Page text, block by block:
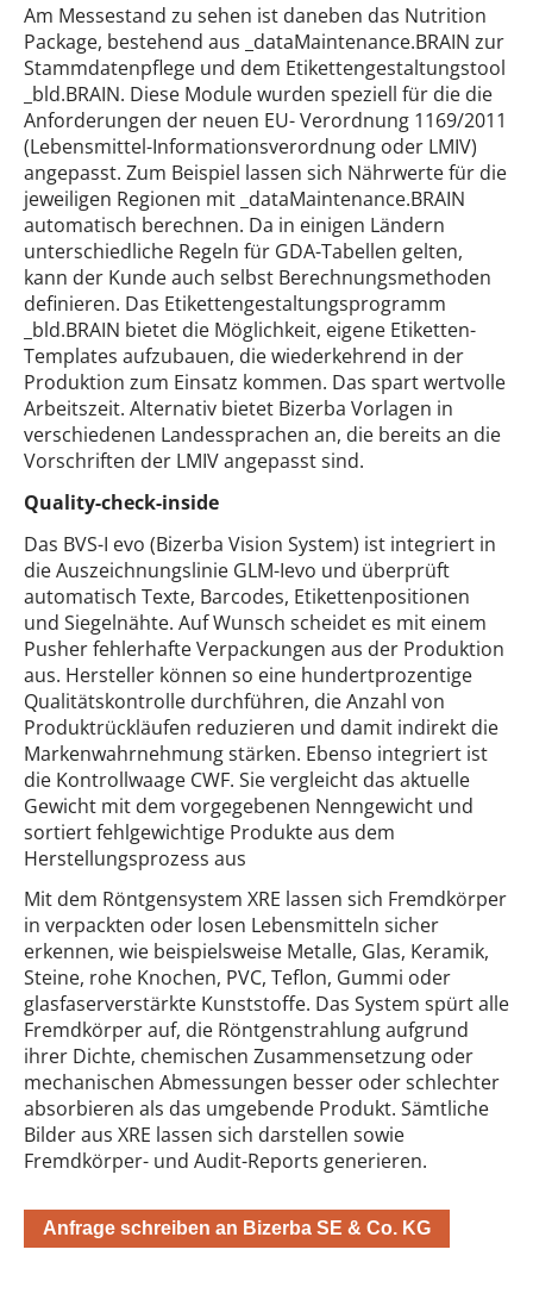
Am Messestand zu sehen ist daneben das Nutrition
Package, bestehend aus _dataMaintenance.BRAIN zur
Stammdatenpflege und dem Etikettengestaltungstool
_bld.BRAIN. Diese Module wurden speziell für die die
Anforderungen der neuen EU- Verordnung 1169/2011
(Lebensmittel-Informationsverordnung oder LMIV)
angepasst. Zum Beispiel lassen sich Nährwerte für die
jeweiligen Regionen mit _dataMaintenance.BRAIN
automatisch berechnen. Da in einigen Ländern
unterschiedliche Regeln für GDA-Tabellen gelten,
kann der Kunde auch selbst Berechnungsmethoden
definieren. Das Etikettengestaltungsprogramm
_bld.BRAIN bietet die Möglichkeit, eigene Etiketten-
Templates aufzubauen, die wiederkehrend in der
Produktion zum Einsatz kommen. Das spart wertvolle
Arbeitszeit. Alternativ bietet Bizerba Vorlagen in
verschiedenen Landessprachen an, die bereits an die
Vorschriften der LMIV angepasst sind.
Quality-check-inside
Das BVS-I evo (Bizerba Vision System) ist integriert in
die Auszeichnungslinie GLM-Ievo und überprüft
automatisch Texte, Barcodes, Etikettenpositionen
und Siegelnähte. Auf Wunsch scheidet es mit einem
Pusher fehlerhafte Verpackungen aus der Produktion
aus. Hersteller können so eine hundertprozentige
Qualitätskontrolle durchführen, die Anzahl von
Produktrückläufen reduzieren und damit indirekt die
Markenwahrnehmung stärken. Ebenso integriert ist
die Kontrollwaage CWF. Sie vergleicht das aktuelle
Gewicht mit dem vorgegebenen Nenngewicht und
sortiert fehlgewichtige Produkte aus dem
Herstellungsprozess aus
Mit dem Röntgensystem XRE lassen sich Fremdkörper
in verpackten oder losen Lebensmitteln sicher
erkennen, wie beispielsweise Metalle, Glas, Keramik,
Steine, rohe Knochen, PVC, Teflon, Gummi oder
glasfaserverstärkte Kunststoffe. Das System spürt alle
Fremdkörper auf, die Röntgenstrahlung aufgrund
ihrer Dichte, chemischen Zusammensetzung oder
mechanischen Abmessungen besser oder schlechter
absorbieren als das umgebende Produkt. Sämtliche
Bilder aus XRE lassen sich darstellen sowie
Fremdkörper- und Audit-Reports generieren.
Anfrage schreiben an Bizerba SE & Co. KG